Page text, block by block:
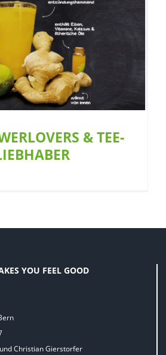
& TEE-LIEBHABER
Café Restaurant
& TEE-
YOU FEEL GOOD
Christian Gierstorfer